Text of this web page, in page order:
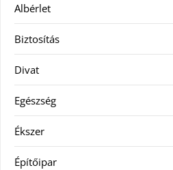
Albérlet
Biztosítás
Divat
Egészség
Ékszer
Építőipar